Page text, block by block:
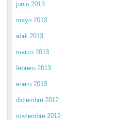
junio 2013
mayo 2013
abril 2013
marzo 2013
febrero 2013
enero 2013
diciembre 2012
noviembre 2012